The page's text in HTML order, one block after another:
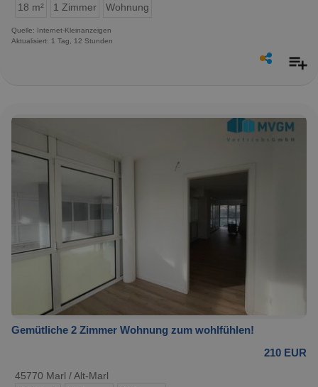
18 m²
1 Zimmer Wohnung
Quelle: Internet-Kleinanzeigen
Aktualisiert: 1 Tag, 12 Stunden
Gemütliche 2 Zimmer Wohnung zum wohlfühlen!
210 EUR
45770 Marl / Alt-Marl